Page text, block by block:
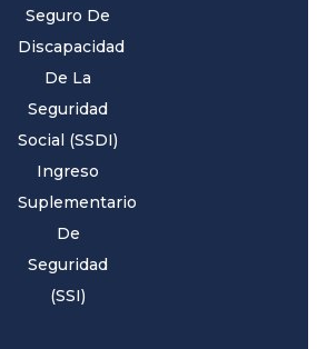
Seguro De
Discapacidad
De La
Seguridad
Social (SSDI)
Ingreso
Suplementario
De
Seguridad
(SSI)